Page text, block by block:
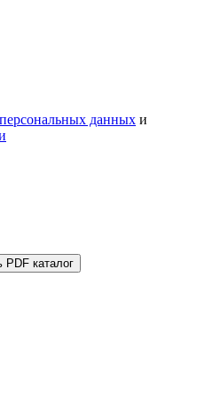
3 до 7 лет
возможностями
до 12 лет
данных и
PDF каталог